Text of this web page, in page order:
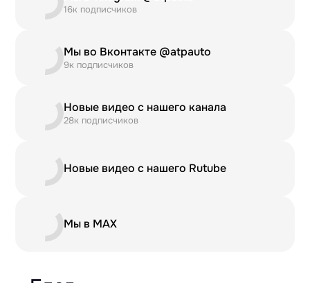
16к подписчиков
Мы во Вконтакте @atpauto
9к подписчиков
Новые видео с нашего канала
28к подписчиков
Новые видео с нашего Rutube
Мы в MAX